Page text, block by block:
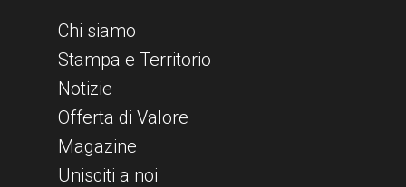
Chi siamo
Stampa e Territorio
Notizie
Offerta di Valore
Magazine
Unisciti a noi